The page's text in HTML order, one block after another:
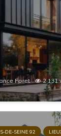
Foret 2 131
DE-SEINE 92